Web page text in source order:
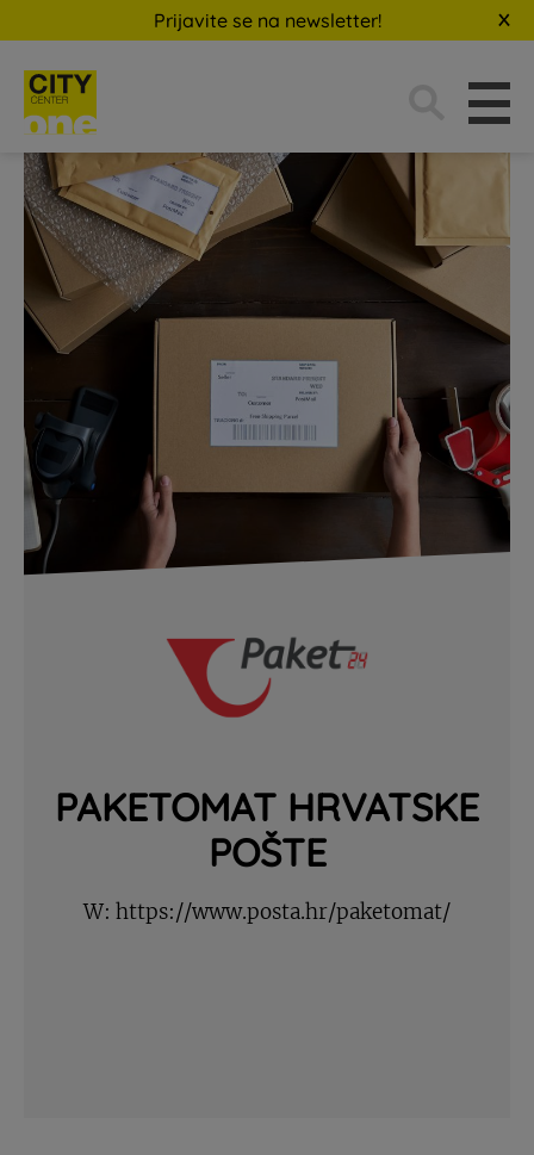
Prijavite se na newsletter!
PAKETOMAT HRVATSKE
POŠTE
W: https://www.posta.hr/paketomat/